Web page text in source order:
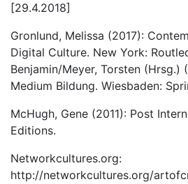
[29.4.2018]
Gronlund, Melissa (2017):
Digital Culture. New York:
Benjamin/Meyer, Torsten (Hrsg.)
Medium Bildung. Wiesbaden:
McHugh, Gene (2011): Post
Editions.
Networkcultures.org:
http://networkcultures.org/